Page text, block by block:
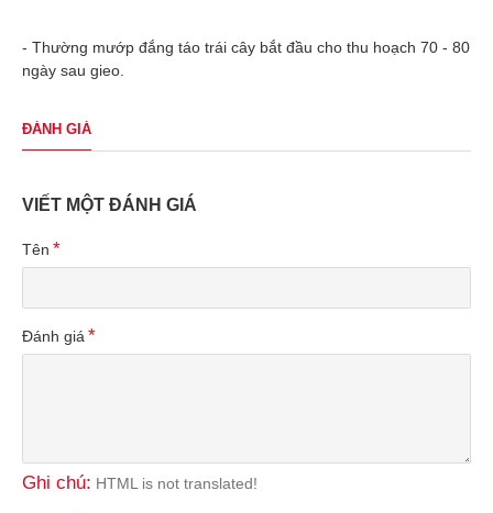
- Thường mướp đắng táo trái cây bắt đầu cho thu hoạch 70 - 80
ngày sau gieo.
ĐÁNH GIÁ
VIẾT MỘT ĐÁNH GIÁ
Tên
Đánh giá
Ghi chú: HTML is not translated!